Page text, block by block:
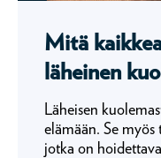
Mitä
läheinen
Läheisen
elämään. Se
jotka on